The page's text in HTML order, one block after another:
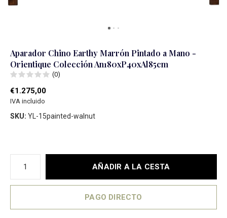
Aparador Chino Earthy Marrón Pintado a Mano -
Orientique Colección An180xP40xAl85cm
(0)
€1.275,00
IVA incluido
SKU: YL-15painted-walnut
AÑADIR A LA CESTA
PAGO DIRECTO